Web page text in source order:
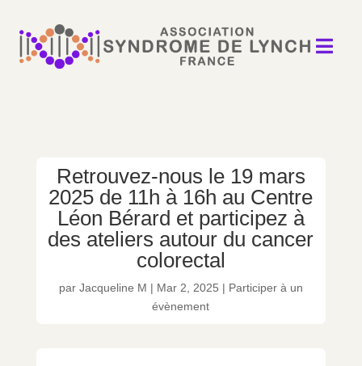

Retrouvez-nous le 19 mars
2025 de 11h à 16h au Centre
Léon Bérard et participez à
des ateliers autour du cancer
colorectal
par Jacqueline M | Mar 2, 2025 | Participer à un
évènement